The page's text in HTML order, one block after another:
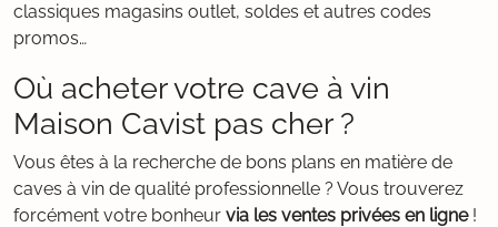
classiques magasins outlet, soldes et autres codes
promos…
Où acheter votre cave à vin
Maison Cavist pas cher ?
Vous êtes à la recherche de bons plans en matière de
caves à vin de qualité professionnelle ? Vous trouverez
forcément votre bonheur via les ventes privées en ligne!